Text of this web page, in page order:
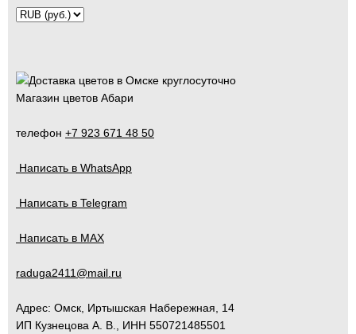
Магазин цветов Абари
телефон +7 923 671 48 50
Написать в WhatsApp
Написать в Telegram
Написать в MAX
raduga2411@mail.ru
Адрес: Омск Иртышская Набережная, 14
ИП Кузнецова А. В., ИНН 550721485501